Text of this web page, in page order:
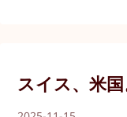
スイス、米